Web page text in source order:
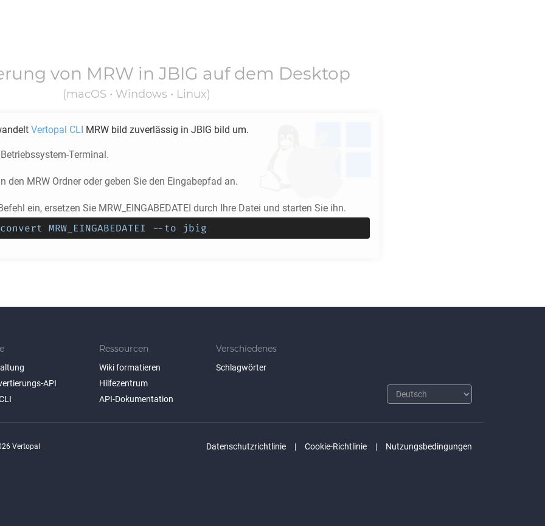
von MRW in JBIG auf dem Desktop
(macOS • Windows • Linux)
Vertopal CLI MRW bild zuverlässig in JBIG bild um.
Terminal.
den MRW Ordner oder geben Sie den Eingabepfad an.
ein, ersetzen Sie MRW_EINGABEDATEI durch Ihre Datei und starten Sie ihn.
MRW_EINGABEDATEI --to jbig
API
Ressourcen
Wiki formatieren
Hilfezentrum
API-Dokumentation
Verschiedenes
Schlagwörter
Datenschutzrichtlinie Cookie-Richtlinie Nutzungsbedingungen
Vertopal